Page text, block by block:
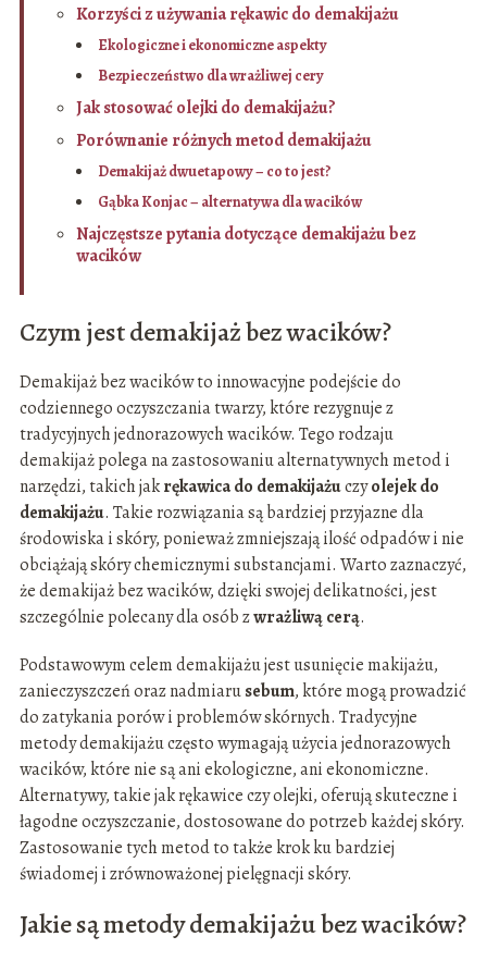
Korzyści z używania rękawic do demakijażu
Ekologiczne i ekonomiczne aspekty
Bezpieczeństwo dla wrażliwej cery
Jak stosować olejki do demakijażu?
Porównanie różnych metod demakijażu
Demakijaż dwuetapowy – co to jest?
Gąbka Konjac – alternatywa dla wacików
Najczęstsze pytania dotyczące demakijażu bez
wacików
Czym jest demakijaż bez wacików?
Demakijaż bez wacików to innowacyjne podejście do
codziennego oczyszczania twarzy, które rezygnuje z
tradycyjnych jednorazowych wacików. Tego rodzaju
demakijaż polega na zastosowaniu alternatywnych metod i
narzędzi, takich jakrękawica do demakijażuczyolejek do
demakijażu. Takie rozwiązania są bardziej przyjazne dla
środowiska i skóry, ponieważ zmniejszają ilość odpadów i nie
obciążają skóry chemicznymi substancjami. Warto zaznaczyć,
że demakijaż bez wacików, dzięki swojej delikatności, jest
szczególnie polecany dla osób zwrażliwą cerą.
Podstawowym celem demakijażu jest usunięcie makijażu,
zanieczyszczeń oraz nadmiarusebum, które mogą prowadzić
do zatykania porów i problemów skórnych. Tradycyjne
metody demakijażu często wymagają użycia jednorazowych
wacików, które nie są ani ekologiczne, ani ekonomiczne.
Alternatywy, takie jak rękawice czy olejki, oferują skuteczne i
łagodne oczyszczanie, dostosowane do potrzeb każdej skóry.
Zastosowanie tych metod to także krok ku bardziej
świadomej i zrównoważonej pielęgnacji skóry.
Jakie są metody demakijażu bez wacików?